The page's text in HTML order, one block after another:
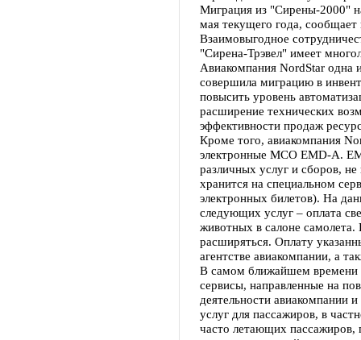
Миграция из "Сирены-2000"
мая текущего года, сообщает
Взаимовыгодное
"Сирена-Трэвел" имеет
Авиакомпания NordStar одна
совершила миграцию в
повысить уровень
расширение технических
эффективности продаж
Кроме того, авиакомпания
электронные МСО EMD-A.
различных услуг и сборов,
хранится на специальном
электронных билетов). На
следующих услуг – оплата
животных в салоне
расширяться. Оплату
агентстве авиакомпании, а
В самом ближайшем времени
сервисы, направленные на
деятельности авиакомпании
услуг для пассажиров, в
часто летающих пассажиров,